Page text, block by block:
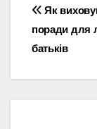
записів
Як
поради для
батьків